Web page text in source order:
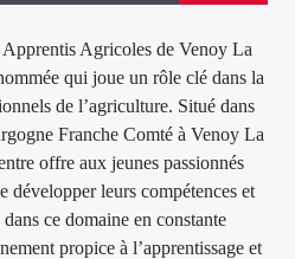
Agricoles de Venoy La
qui joue un rôle clé dans la
de l’agriculture. Situé dans
Franche Comté à Venoy La
offre aux jeunes passionnés
développer leurs compétences et
ce domaine en constante
propice à l’apprentissage et